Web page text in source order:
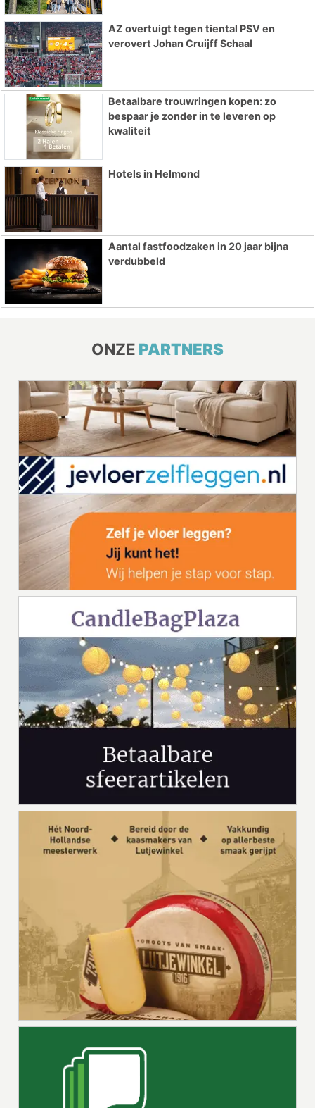
AZ overtuigt tegen tiental PSV en
verovert Johan Cruijff Schaal
Betaalbare trouwringen kopen: zo
bespaar je zonder in te leveren op
kwaliteit
Hotels in Helmond
Aantal fastfoodzaken in 20 jaar bijna
verdubbeld
ONZE PARTNERS